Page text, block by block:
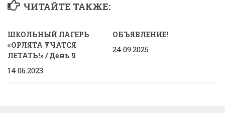
ЧИТАЙТЕ ТАКЖЕ:
ШКОЛЬНЫЙ ЛАГЕРЬ
«ОРЛЯТА УЧАТСЯ
ЛЕТАТЬ!» / День 9
14.06.2023
ОБЪЯВЛЕНИЕ!
24.09.2025